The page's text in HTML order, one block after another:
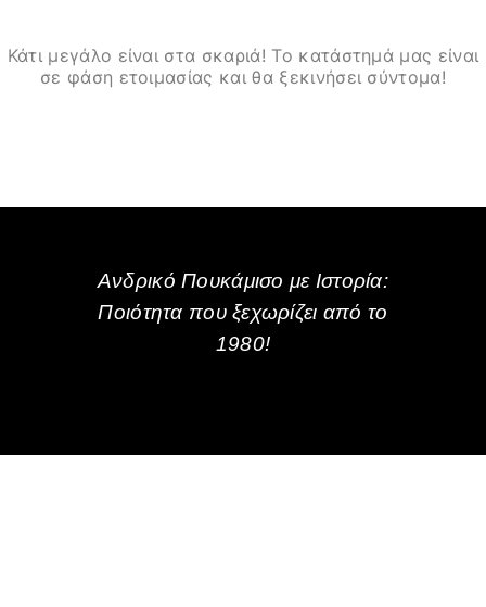
Κάτι μεγάλο είναι στα σκαριά! Το κατάστημά μας είναι
σε φάση ετοιμασίας και θα ξεκινήσει σύντομα!
Ανδρικό Πουκάμισο με Ιστορία:
Ποιότητα που ξεχωρίζει από το
1980!